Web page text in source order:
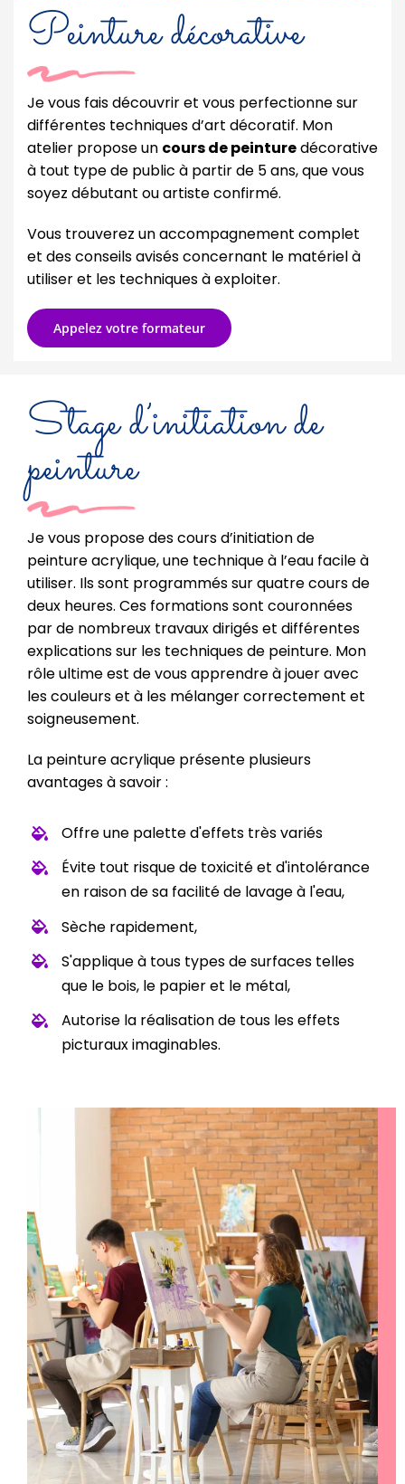
Peinture décorative
Je vous fais découvrir et vous perfectionne sur
différentes techniques d’art décoratif. Mon
atelier propose un cours de peinturedécorative
à tout type de public à partir de 5 ans, que vous
soyez débutant ou artiste confirmé.
Vous trouverez un accompagnement complet
et des conseils avisés concernant le matériel à
utiliser et les techniques à exploiter.
Appelez votre formateur
Stage d’initiation de
peinture
Je vous propose des cours d’initiation de
peinture acrylique, une technique à l’eau facile à
utiliser. Ils sont programmés sur quatre cours de
deux heures. Ces formations sont couronnées
par de nombreux travaux dirigés et différentes
explications sur les techniques de peinture. Mon
rôle ultime est de vous apprendre à jouer avec
les couleurs et à les mélanger correctement et
soigneusement.
La peinture acrylique présente plusieurs
avantages à savoir :
Offre une palette d'effets très variés
Évite tout risque de toxicité et d'intolérance
en raison de sa facilité de lavage à l'eau,
Sèche rapidement,
S'applique à tous types de surfaces telles
que le bois, le papier et le métal,
Autorise la réalisation de tous les effets
picturaux imaginables.